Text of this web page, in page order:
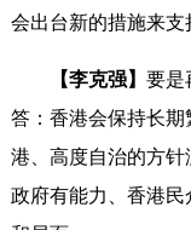
会出台新的措施来支
【李克强】 要是
答：香港会保持长期
港、高度自治的方
政府有能力、香港